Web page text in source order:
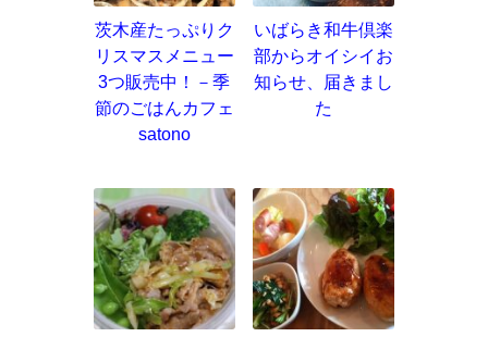
茨木産たっぷりク
リスマスメニュー
3つ販売中！－季
節のごはんカフェ
satono
いばらき和牛倶楽
部からオイシイお
知らせ、届きまし
た